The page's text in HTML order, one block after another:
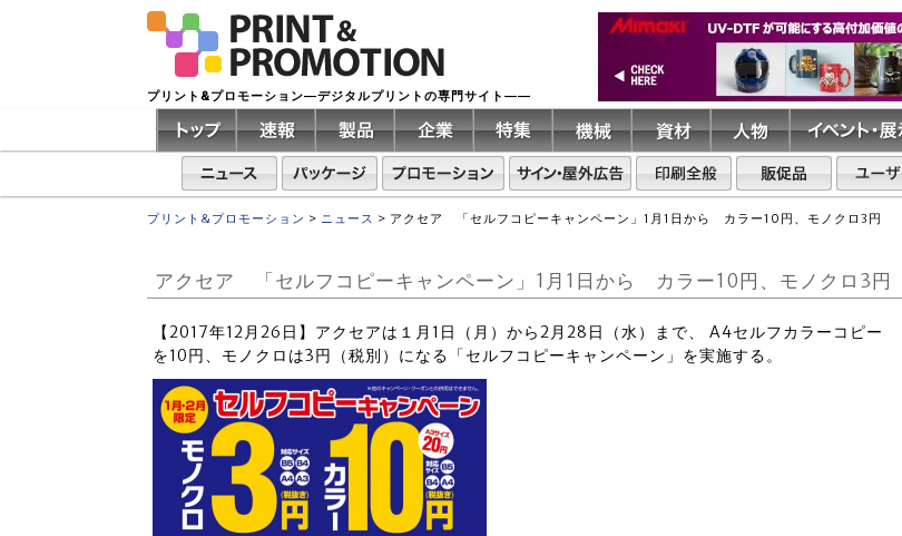
プリント&プロモーション―デジタルプリントの専門サイト――
プリント&プロモーション > ニュース > アクセア 「セルフコピーキャンペーン」1月1日から カラー10円、モノクロ3円
アクセア 「セルフコピーキャンペーン」1月1日から カラー10円、モノクロ3円
【2017年12月26日】アクセアは１月1日（月）から2月28日（水）まで、 A4セルフカラーコピー
を10円、モノクロは3円（税別）になる「セルフコピーキャンペーン」を実施する。